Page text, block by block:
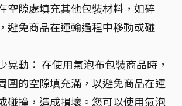
空隙處填充其他包裝材料，如碎
避免商品在運輸過程中移動或碰
晃動： 在使用氣泡布包裝商品時，
圍的空隙填充滿，以避免商品在運
碰撞，造成損壞。您可以使用氣泡